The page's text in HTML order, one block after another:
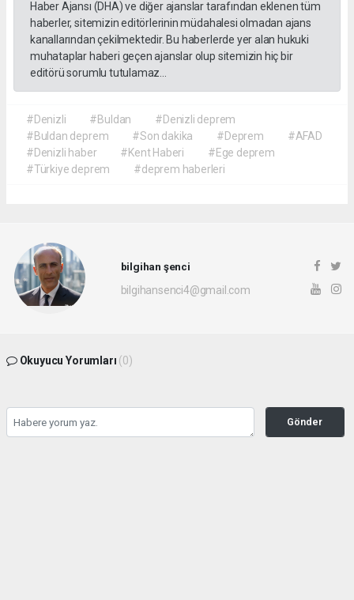
Haber Ajansı (DHA) ve diğer ajanslar tarafından eklenen tüm
haberler, sitemizin editörlerinin müdahalesi olmadan ajans
kanallarından çekilmektedir. Bu haberlerde yer alan hukuki
muhataplar haberi geçen ajanslar olup sitemizin hiç bir
editörü sorumlu tutulamaz...
#Denizli #Buldan
#Denizli deprem
#Buldan deprem
#Son dakika #Deprem
#AFAD
#Denizli haber
#Kent Haberi
#Ege deprem
#Türkiye deprem
#deprem haberleri
bilgihan şenci
bilgihansenci4@gmail.com
Okuyucu Yorumları (0)
Gönder